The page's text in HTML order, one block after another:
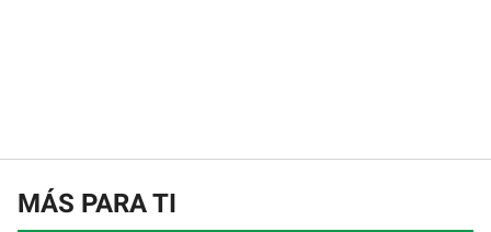
MÁS PARA TI